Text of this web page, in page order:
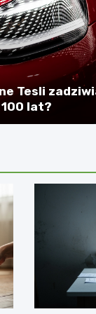
Tesli
lat?